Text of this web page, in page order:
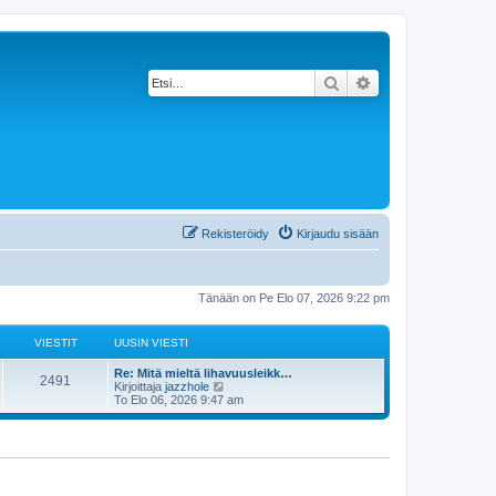
Etsi
Kirjaudu sisään
Rekisteröidy
Tänään on Pe Elo 07, 2026 9:22 pm
VIESTIT UUSIN VIESTI
2491
Re: Mitä mieltä lihavuusleikk…
Kirjoittaja jazzhole
ä
y
To Elo 06, 2026 9:47 am